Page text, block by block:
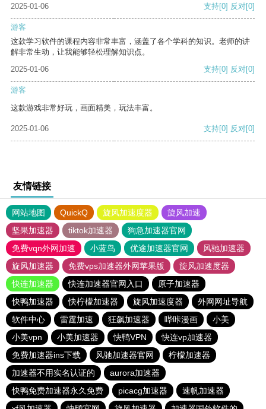
2025-01-06 支持[0] 反对[0]
游客
这款学习软件的课程内容非常丰富，涵盖了各个学科的知识。老师的讲
解非常生动，让我能够轻松理解知识点。
2025-01-06
支持[0] 反对[0]
游客
这款游戏非常好玩，画面精美，玩法丰富。
2025-01-06 支持[0] 反对[0]
友情链接
网站地图 QuickQ 旋风加速度器
旋风加速
坚果加速器
tiktok加速器
狗急加速器官网
免费vqn外网加速
小蓝鸟 优途加速器官网
风驰加速器
旋风加速器
免费vps加速器外网苹果版
旋风加速度器
快连加速器
快连加速器官网入口
原子加速器
快鸭加速器
快柠檬加速器 旋风加速度器
外网网址导航
软件中心
雷霆加速 狂飙加速器 哔咔漫画
小美
小美vpn
小美加速器 快鸭VPN
快连vp加速器
免费加速器ins下载
风驰加速器官网
柠檬加速器
加速器不用实名认证的
aurora加速器
快鸭免费加速器永久免费
picacg加速器
速帆加速器